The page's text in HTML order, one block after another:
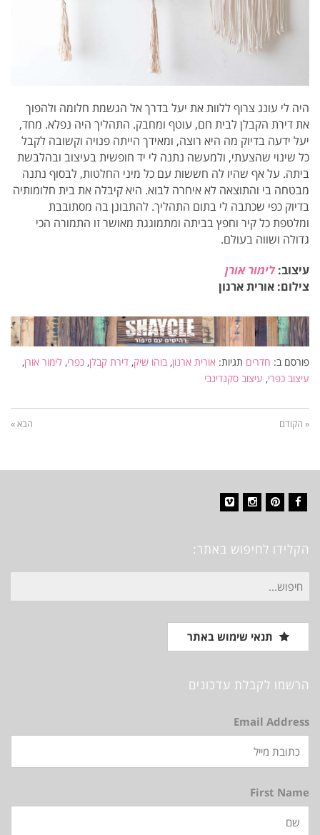
היה לי עונג צרוף ללוות את יעל בדרך אל הגשמת חלומה ולהפוך
את דירת הקבלן לבית חם, עוטף ומחבק. התהליך היה נפלא. מחד,
יעל ידעה בדיוק מה היא רוצה, ומאידך הייתה פנויה וקשובה לקבל
כל שינוי שהצעתי, ולמעשה נתנה לי יד חופשית בעיצוב ובהלבשת
ביתה. על אף שהיו לה חששות עם כל מיני החלטות, לבסוף נתנה
מבטחה בי והתוצאה לא איחרה לבוא. היא קיבלה את בית חלומותיה
בדיוק כפי שכתבה לי בתום התהליך. להתבונן בה מסתובבת
ומלטפת כל קיר וחפץ בביתה ומתמוגגת מאושר זו התמורה הכי
גדולה ושווה בעולם.
עיצוב:לימור אורן
צילום: אורית ארנון
פורסם ב: חדרים תגיות: אורית ארנון, בוהו שיק, דירת קבלן, כפרי, לימור אורן,
עיצוב כפרי, עיצוב סקנדינבי
« הקודם הבא »
הקלידו לחיפוש באתר:
חיפוש
עבור:
תנאי שימוש באתר
הרשמו לקבלת עדכונים
Email Address
First Name